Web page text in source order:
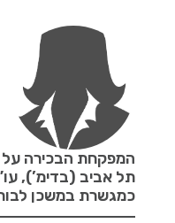
המפקחת הבכירה על
תל אביב (בדימ’),
כמגשרת במשכן